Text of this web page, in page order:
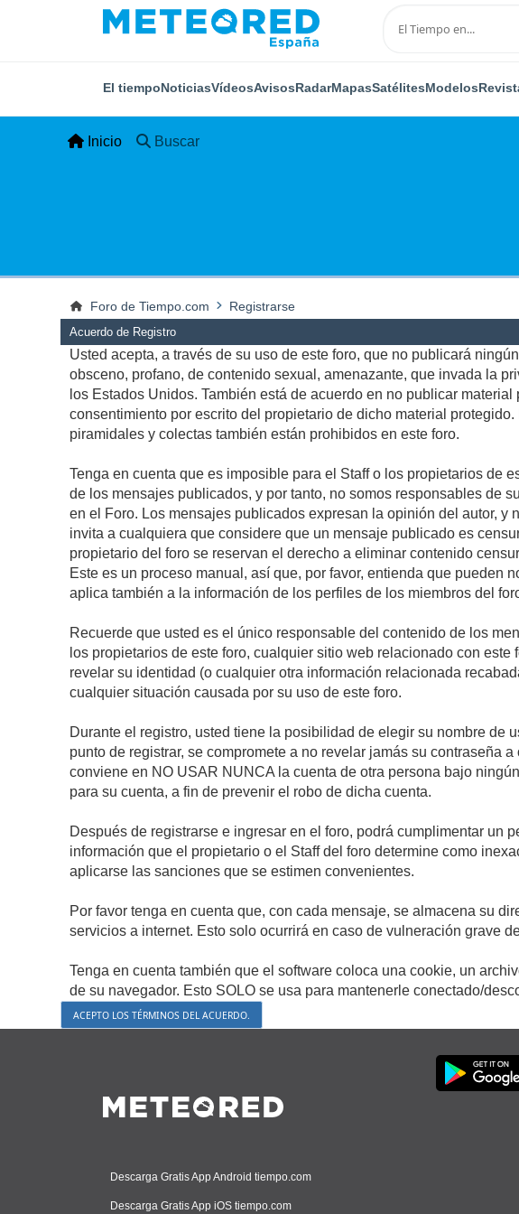
El tiempoNoticiasVídeosAvisosRadarMapasSatélitesModelos
Inicio Buscar
Foro de Tiempo.com Registrarse
Acuerdo de Registro
Usted acepta, a través de su uso de este foro, que no publicará
obsceno, profano, de contenido sexual, amenazante, que invada la
los Estados Unidos. También está de acuerdo en no publicar
consentimiento por escrito del propietario de dicho material
piramidales y colectas también están prohibidos en este foro.
Tenga en cuenta que es imposible para el Staff o los propietarios de
de los mensajes publicados, y por tanto, no somos responsables de
en el Foro. Los mensajes publicados expresan la opinión del autor,
invita a cualquiera que considere que un mensaje publicado es
propietario del foro se reservan el derecho a eliminar contenido
Este es un proceso manual, así que, por favor, entienda que
aplica también a la información de los perfiles de los miembros del
Recuerde que usted es el único responsable del contenido de los
los propietarios de este foro, cualquier sitio web relacionado con
revelar su identidad (o cualquier otra información relacionada
cualquier situación causada por su uso de este foro.
Durante el registro, usted tiene la posibilidad de elegir su nombre de
punto de registrar, se compromete a no revelar jamás su contraseña
conviene en NO USAR NUNCA la cuenta de otra persona bajo
para su cuenta, a fin de prevenir el robo de dicha cuenta.
Después de registrarse e ingresar en el foro, podrá cumplimentar
información que el propietario o el Staff del foro determine como
aplicarse las sanciones que se estimen convenientes.
Por favor tenga en cuenta que, con cada mensaje, se almacena su
servicios a internet. Esto solo ocurrirá en caso de vulneración grave
Tenga en cuenta también que el software coloca una cookie, un
de su navegador. Esto SOLO se usa para mantenerle conectado/
Descarga Gratis App Android tiempo.com
Descarga Gratis App iOS tiempo.com